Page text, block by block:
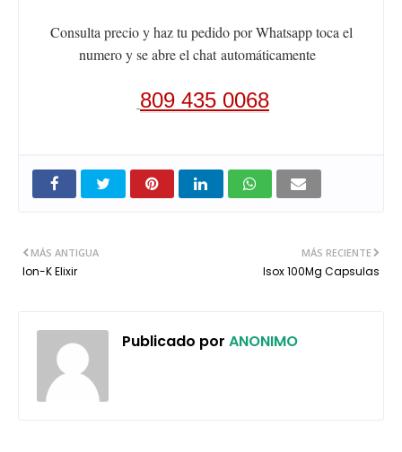
Consulta precio y haz tu pedido por Whatsapp toca el
numero y se abre el chatautomáticamente
809 435 0068
MÁS RECIENTE
Isox 100Mg Capsulas
MÁS ANTIGUA
Ion-K Elixir
Publicado por ANONIMO